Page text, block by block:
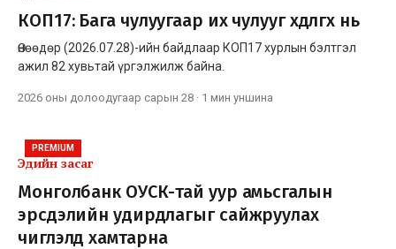
КОП17: Бага чулуугаар их чулууг хөдөлгөх нь
Өнөөдөр (2026.07.28)-ийн байдлаар КОП17 хурлын бэлтгэл
ажил 82 хувьтай үргэлжилж байна.
2026 оны долоодугаар сарын 28 · 1 мин уншина
PREMIUM
Эдийн засаг
Монголбанк ОУСК-тай уур амьсгалын
эрсдэлийн удирдлагыг сайжруулах
чиглэлд хамтарна